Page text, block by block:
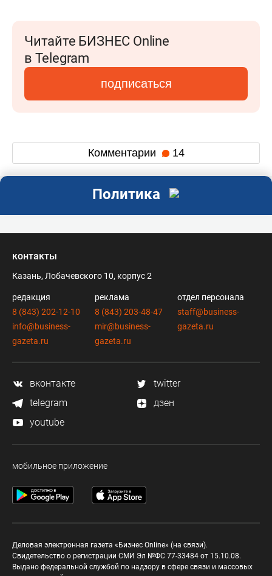
Читайте БИЗНЕС Online
в Telegram
подписаться
Комментарии 14
Политика
контакты
Казань, Лобачевского 10, корпус 2
редакция
8 (843) 202-12-10
info@business-
gazeta.ru
реклама
8 (843) 203-48-47
mir@business-
gazeta.ru
отдел персонала
staff@business-
gazeta.ru
вконтакте
twitter
telegram
дзен
youtube
мобильное приложение
Деловая электронная газета «Бизнес Online» (на связи).
Свидетельство о регистрации СМИ Эл №ФС 77-33484 от 15.10.08.
Выдано федеральной службой по надзору в сфере связи и массовых